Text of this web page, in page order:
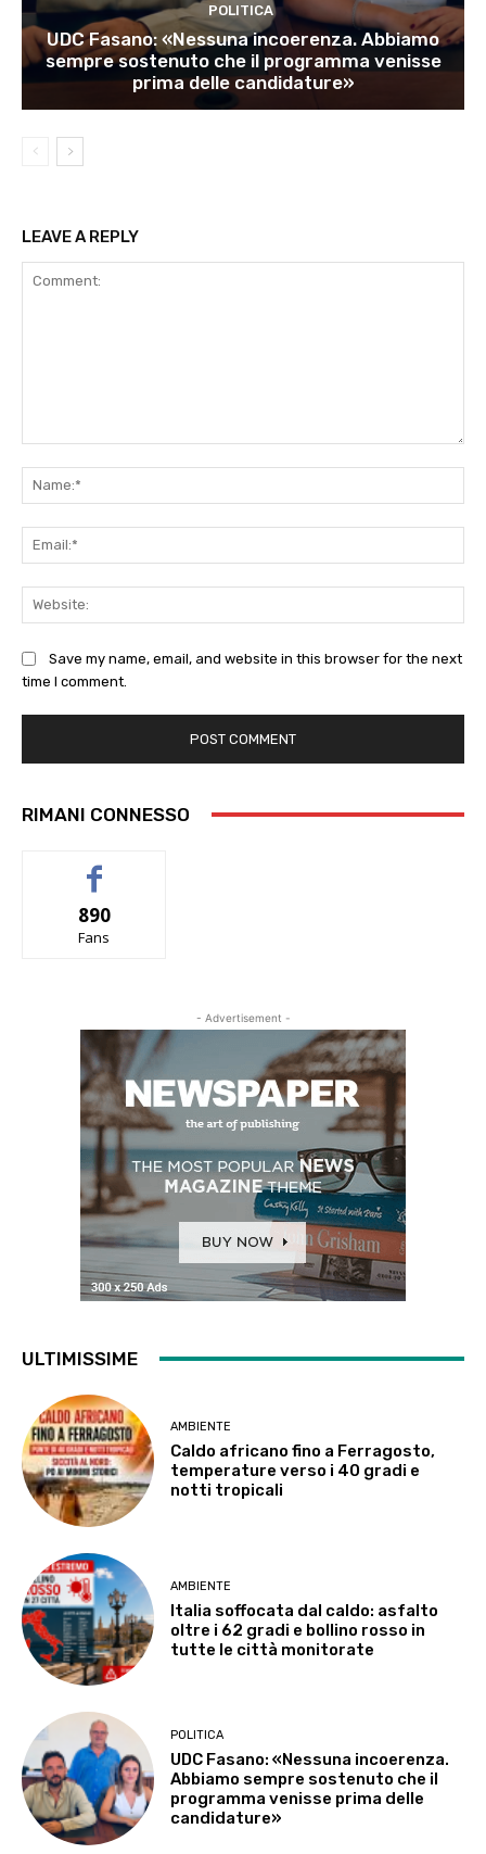
POLITICA
UDC Fasano: «Nessuna incoerenza. Abbiamo
sempre sostenuto che il programma venisse
prima delle candidature»
LEAVE A REPLY
Save my name, email, and website in this browser for the next
time I comment.
RIMANI CONNESSO
890
Fans
- Advertisement -
ULTIMISSIME
AMBIENTE
Caldo africano fino a Ferragosto,
temperature verso i 40 gradi e
notti tropicali
AMBIENTE
Italia soffocata dal caldo: asfalto
oltre i 62 gradi e bollino rosso in
tutte le città monitorate
POLITICA
UDC Fasano: «Nessuna incoerenza.
Abbiamo sempre sostenuto che il
programma venisse prima delle
candidature»